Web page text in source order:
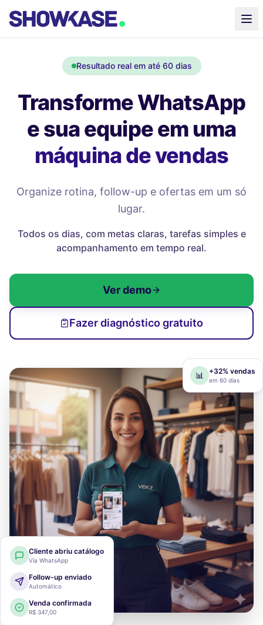
Resultado real em até 60 dias
Transforme WhatsApp
e sua equipe em uma
máquina de vendas
Organize rotina, follow-up e ofertas em um só
lugar.
Todos os dias, com metas claras, tarefas simples e
acompanhamento em tempo real.
Ver demo
Fazer diagnóstico gratuito
Cliente abriu catálogo
Via WhatsApp
Follow-up enviado
Automático
Venda confirmada
R$ 347,00
📊 +32% vendas
em 60 dias